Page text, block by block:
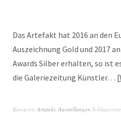
Das Artefakt hat 2016 an den
Auszeichnung Gold und 2017
Awards Silber erhalten, so ist
die Galeriezeitung Künstler…
Kategorie Artefakt, Ausstellungen